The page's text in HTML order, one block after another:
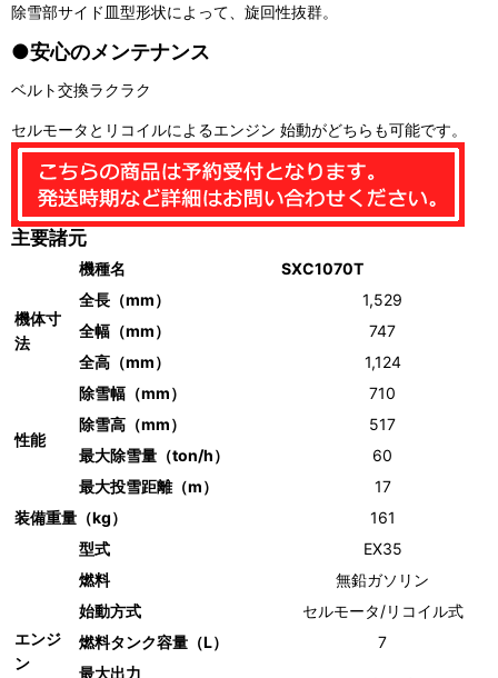
除雪部サイド皿型形状によって、旋回性抜群。
●安心のメンテナンス
ベルト交換ラクラク
セルモータとリコイルによるエンジン 始動がどちらも可能です。
主要諸元
機種名 SXC1070T
機体寸
法
全長（mm）
1,529
全幅（mm）
747
全高（mm）
1,124
性能
除雪幅（mm）
710
除雪高（mm）
517
最大除雪量（ton/h）
60
最大投雪距離（m）
17
装備重量（kg）
161
エンジ
ン
型式
EX35
燃料
無鉛ガソリン
始動方式
セルモータ/リコイル式
燃料タンク容量（L）
7
最大出力